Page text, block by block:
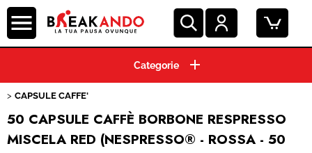
HOME
GRANI E MACINATO
CAPSULE CAFFE'
50 CAPSULE CAFFÈ BORBONE RESPRESSO
MISCELA RED (NESPRESSO® - ROSSA - 50